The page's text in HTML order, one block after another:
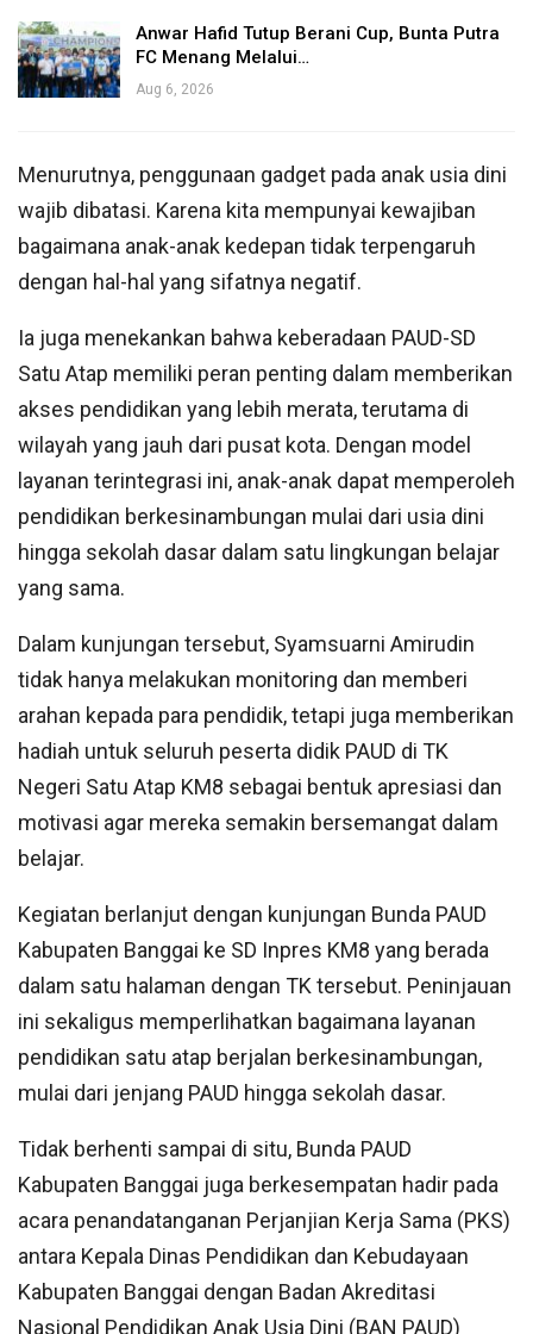
Anwar Hafid Tutup Berani Cup, Bunta Putra
FC Menang Melalui…
Aug 6, 2026
Menurutnya, penggunaan gadget pada anak usia dini
wajib dibatasi. Karena kita mempunyai kewajiban
bagaimana anak-anak kedepan tidak terpengaruh
dengan hal-hal yang sifatnya negatif.
Ia juga menekankan bahwa keberadaan PAUD-SD
Satu Atap memiliki peran penting dalam memberikan
akses pendidikan yang lebih merata, terutama di
wilayah yang jauh dari pusat kota. Dengan model
layanan terintegrasi ini, anak-anak dapat memperoleh
pendidikan berkesinambungan mulai dari usia dini
hingga sekolah dasar dalam satu lingkungan belajar
yang sama.
Dalam kunjungan tersebut, Syamsuarni Amirudin
tidak hanya melakukan monitoring dan memberi
arahan kepada para pendidik, tetapi juga memberikan
hadiah untuk seluruh peserta didik PAUD di TK
Negeri Satu Atap KM8 sebagai bentuk apresiasi dan
motivasi agar mereka semakin bersemangat dalam
belajar.
Kegiatan berlanjut dengan kunjungan Bunda PAUD
Kabupaten Banggai ke SD Inpres KM8 yang berada
dalam satu halaman dengan TK tersebut. Peninjauan
ini sekaligus memperlihatkan bagaimana layanan
pendidikan satu atap berjalan berkesinambungan,
mulai dari jenjang PAUD hingga sekolah dasar.
Tidak berhenti sampai di situ, Bunda PAUD
Kabupaten Banggai juga berkesempatan hadir pada
acara penandatanganan Perjanjian Kerja Sama (PKS)
antara Kepala Dinas Pendidikan dan Kebudayaan
Kabupaten Banggai dengan Badan Akreditasi
Nasional Pendidikan Anak Usia Dini (BAN PAUD)